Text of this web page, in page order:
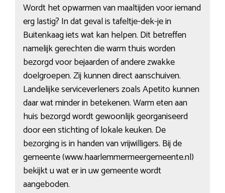
Wordt het opwarmen van maaltijden voor iemand
erg lastig? In dat geval is tafeltje-dek-je in
Buitenkaag iets wat kan helpen. Dit betreffen
namelijk gerechten die warm thuis worden
bezorgd voor bejaarden of andere zwakke
doelgroepen. Zij kunnen direct aanschuiven.
Landelijke serviceverleners zoals Apetito kunnen
daar wat minder in betekenen. Warm eten aan
huis bezorgd wordt gewoonlijk georganiseerd
door een stichting of lokale keuken. De
bezorging is in handen van vrijwilligers. Bij de
gemeente (www.haarlemmermeergemeente.nl)
bekijkt u wat er in uw gemeente wordt
aangeboden.